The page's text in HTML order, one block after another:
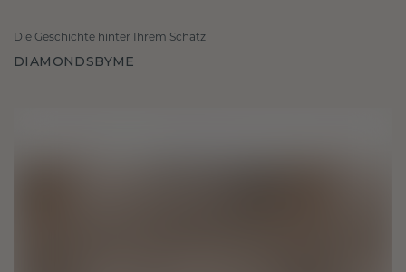
Die Geschichte hinter Ihrem Schatz
DIAMONDSBYME